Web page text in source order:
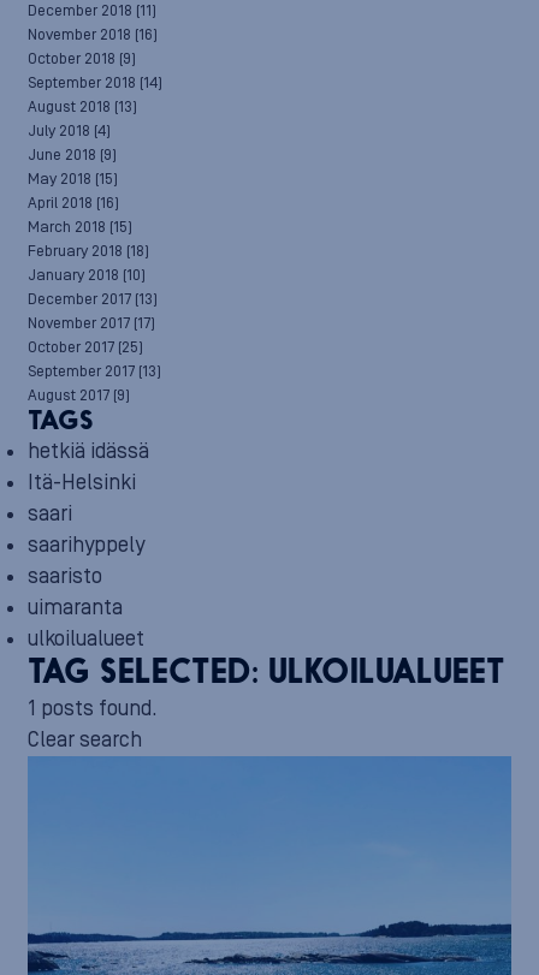
December 2018 (11)
November 2018 (16)
October 2018 (9)
September 2018 (14)
August 2018 (13)
July 2018 (4)
June 2018 (9)
May 2018 (15)
April 2018 (16)
March 2018 (15)
February 2018 (18)
January 2018 (10)
December 2017 (13)
November 2017 (17)
October 2017 (25)
September 2017 (13)
August 2017 (9)
TAGS
hetkiä idässä
Itä-Helsinki
saari
saarihyppely
saaristo
uimaranta
ulkoilualueet
TAG SELECTED: ULKOILUALUEET
1 posts found.
Clear search